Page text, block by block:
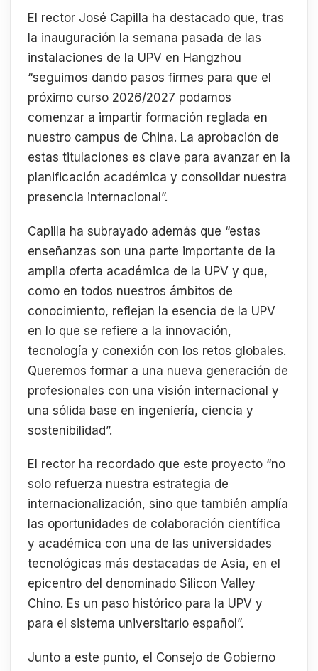
El rector José Capilla ha destacado que, tras
la inauguración la semana pasada de las
instalaciones de la UPV en Hangzhou
“seguimos dando pasos firmes para que el
próximo curso 2026/2027 podamos
comenzar a impartir formación reglada en
nuestro campus de China. La aprobación de
estas titulaciones es clave para avanzar en la
planificación académica y consolidar nuestra
presencia internacional”.
Capilla ha subrayado además que “estas
enseñanzas son una parte importante de la
amplia oferta académica de la UPV y que,
como en todos nuestros ámbitos de
conocimiento, reflejan la esencia de la UPV
en lo que se refiere a la innovación,
tecnología y conexión con los retos globales.
Queremos formar a una nueva generación de
profesionales con una visión internacional y
una sólida base en ingeniería, ciencia y
sostenibilidad”.
El rector ha recordado que este proyecto “no
solo refuerza nuestra estrategia de
internacionalización, sino que también amplía
las oportunidades de colaboración científica
y académica con una de las universidades
tecnológicas más destacadas de Asia, en el
epicentro del denominado Silicon Valley
Chino. Es un paso histórico para la UPV y
para el sistema universitario español”.
Junto a este punto, el Consejo de Gobierno